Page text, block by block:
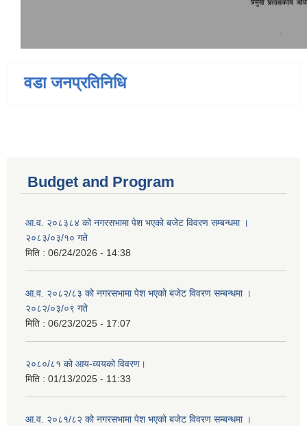
वडा जनप्रतिनिधि
Budget and Program
आ.व. २०८३८४ को नगरसभामा पेश भएको बजेट विवरण सम्बन्धमा ।
२०८३/०३/१० गते
मिति : 06/24/2026 - 14:38
आ.व. २०८२/८३ को नगरसभामा पेश भएको बजेट विवरण सम्बन्धमा ।
२०८२/०३/०९ गते
मिति : 06/23/2025 - 17:07
२०८०/८१ को आय-व्ययको विवरण।
मिति : 01/13/2025 - 11:33
आ.व. २०८१/८२ को नगरसभामा पेश भएको बजेट विवरण सम्बन्धमा ।